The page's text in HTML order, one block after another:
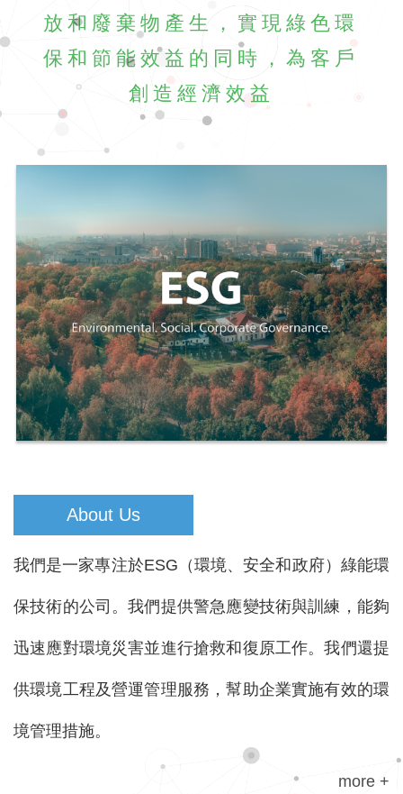
放和廢棄物產生，實現綠色環
保和節能效益的同時，為客戶
創造經濟效益
About Us
我們是一家專注於ESG（環境、安全和政府）綠能環
保技術的公司。我們提供警急應變技術與訓練，能夠
迅速應對環境災害並進行搶救和復原工作。我們還提
供環境工程及營運管理服務，幫助企業實施有效的環
境管理措施。
more +